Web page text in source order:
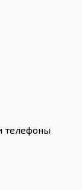
телефоны